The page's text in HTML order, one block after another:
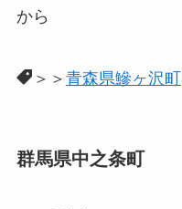
から
＞＞ 青森県鰺ヶ沢町
群馬県中之条町